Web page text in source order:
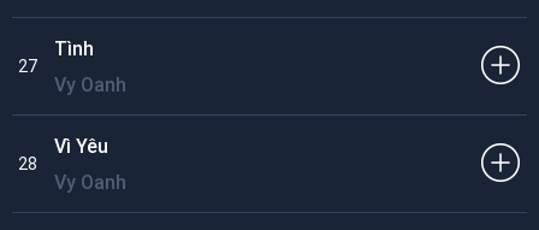
27
Tình
Vy Oanh
28
Vì Yêu
Vy Oanh